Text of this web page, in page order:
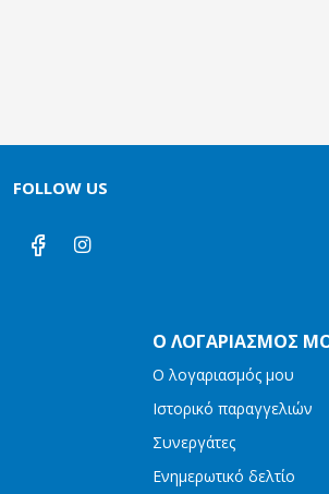
FOLLOW US
Ο ΛΟΓΑΡΙΑΣΜΌΣ
Ο λογαριασμός μου
Ιστορικό παραγγελιών
Συνεργάτες
Ενημερωτικό δελτίο